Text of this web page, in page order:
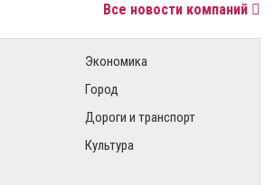
Все новости компаний
Экономика
Город
Дороги и транспорт
Культура